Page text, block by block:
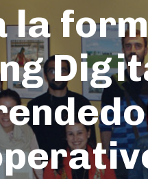
la